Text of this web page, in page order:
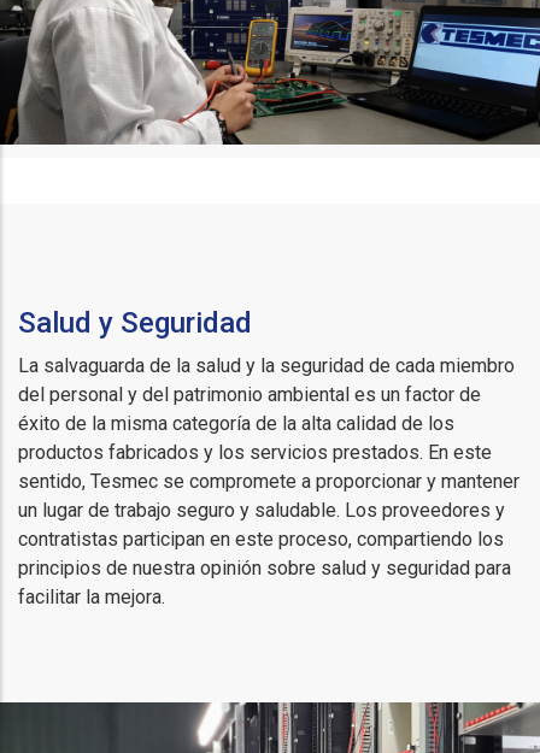
Salud y Seguridad
La salvaguarda de la salud y la seguridad de cada miembro
del personal y del patrimonio ambiental es un factor de
éxito de la misma categoría de la alta calidad de los
productos fabricados y los servicios prestados. En este
sentido, Tesmec se compromete a proporcionar y mantener
un lugar de trabajo seguro y saludable. Los proveedores y
contratistas participan en este proceso, compartiendo los
principios de nuestra opinión sobre salud y seguridad para
facilitar la mejora.